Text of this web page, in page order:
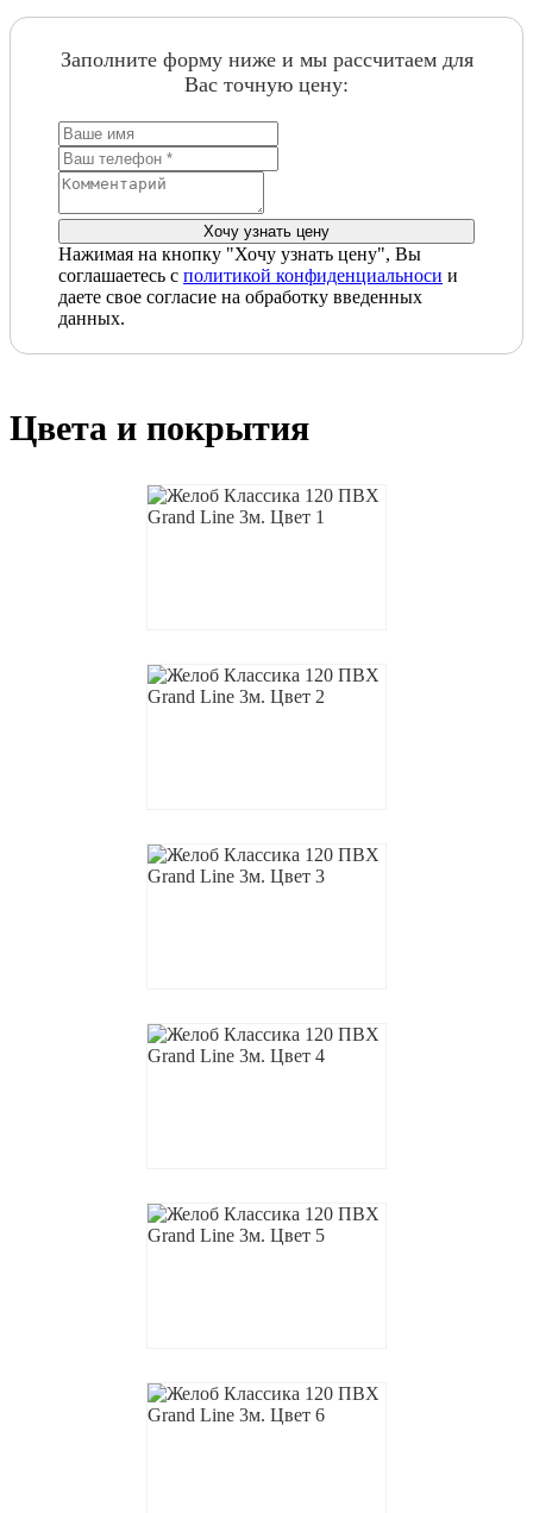
Заполните форму ниже и мы рассчитаем для
Вас точную цену:
Нажимая на кнопку "Хочу узнать цену", Вы
соглашаетесь с политикой конфиденциальноси и
даете свое согласие на обработку введенных
данных.
Цвета и покрытия